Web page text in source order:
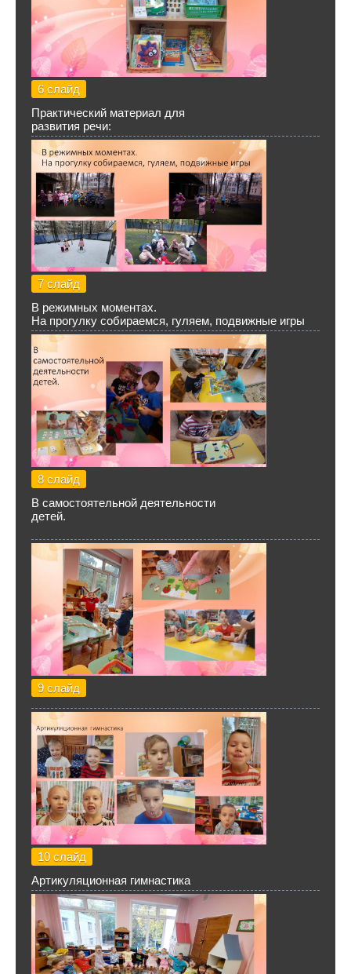
6 слайд
Практический материал для
развития речи:
7 слайд
В режимных моментах.
На прогулку собираемся, гуляем, подвижные игры
8 слайд
В самостоятельной деятельности
детей.
9 слайд
10 слайд
Артикуляционная гимнастика